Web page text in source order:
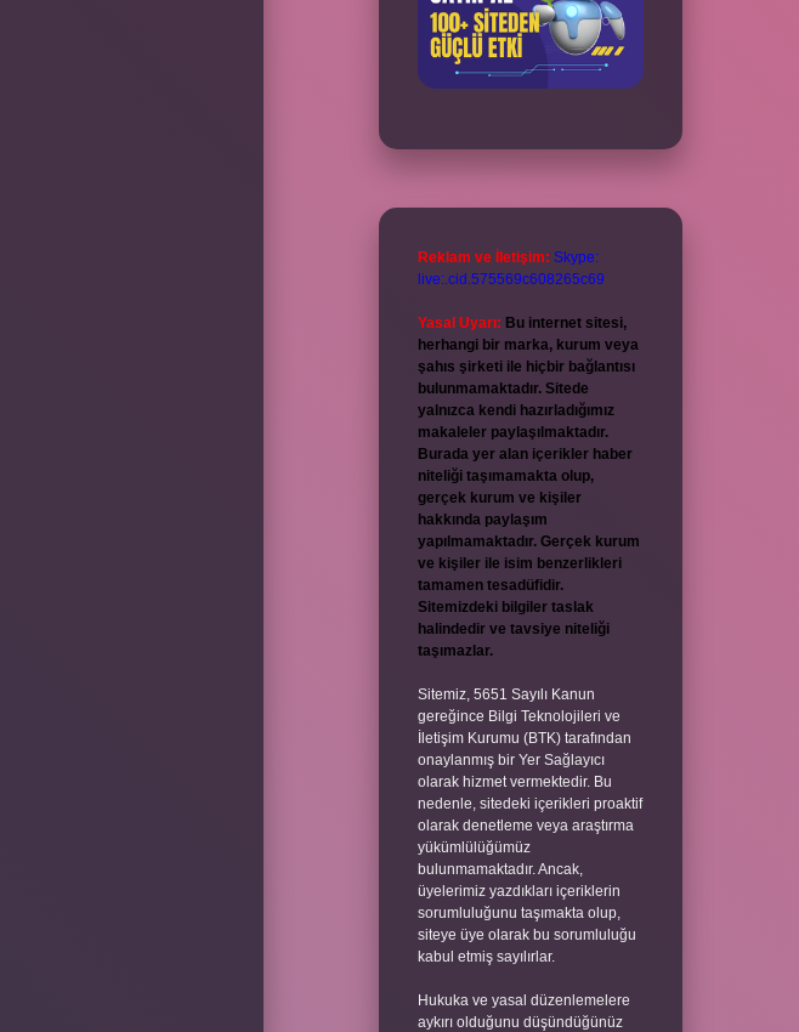
Reklam ve İletişim: Skype:
live:.cid.575569c608265c69
Yasal Uyarı: Bu internet sitesi,
herhangi bir marka, kurum veya
şahıs şirketi ile hiçbir bağlantısı
bulunmamaktadır. Sitede
yalnızca kendi hazırladığımız
makaleler paylaşılmaktadır.
Burada yer alan içerikler haber
niteliği taşımamakta olup,
gerçek kurum ve kişiler
hakkında paylaşım
yapılmamaktadır. Gerçek kurum
ve kişiler ile isim benzerlikleri
tamamen tesadüfidir.
Sitemizdeki bilgiler taslak
halindedir ve tavsiye niteliği
taşımazlar.
Sitemiz, 5651 Sayılı Kanun
gereğince Bilgi Teknolojileri ve
İletişim Kurumu (BTK) tarafından
onaylanmış bir Yer Sağlayıcı
olarak hizmet vermektedir. Bu
nedenle, sitedeki içerikleri proaktif
olarak denetleme veya araştırma
yükümlülüğümüz
bulunmamaktadır. Ancak,
üyelerimiz yazdıkları içeriklerin
sorumluluğunu taşımakta olup,
siteye üye olarak bu sorumluluğu
kabul etmiş sayılırlar.
Hukuka ve yasal düzenlemelere
aykırı olduğunu düşündüğünüz